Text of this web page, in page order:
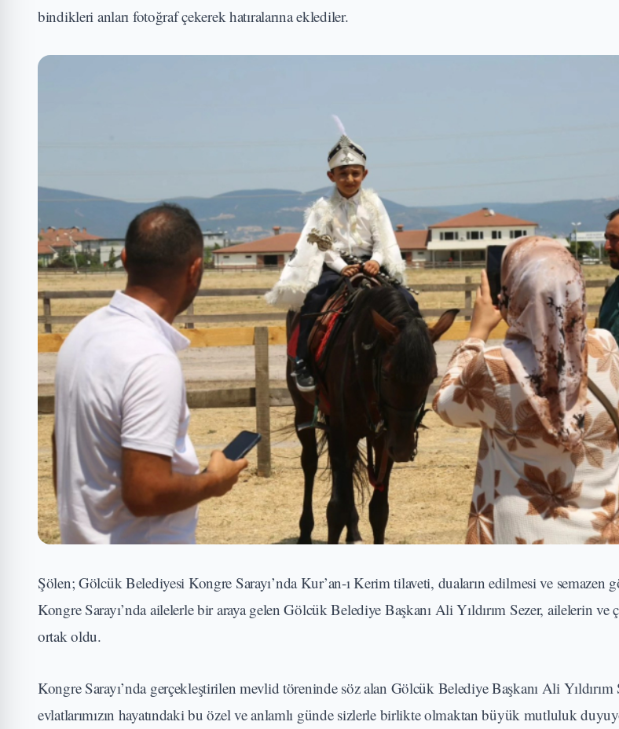
bindikleri anları fotoğraf çekerek hatıralarına eklediler.
Şölen; Gölcük Belediyesi Kongre Sarayı’nda Kur’an-ı Kerim tilaveti, duaların edilmesi ve semazen
Kongre Sarayı’nda ailelerle bir araya gelen Gölcük Belediye Başkanı Ali Yıldırım Sezer, ailelerin ve
ortak oldu.
Kongre Sarayı’nda gerçekleştirilen mevlid töreninde söz alan Gölcük Belediye Başkanı Ali
evlatlarımızın hayatındaki bu özel ve anlamlı günde sizlerle birlikte olmaktan büyük mutluluk